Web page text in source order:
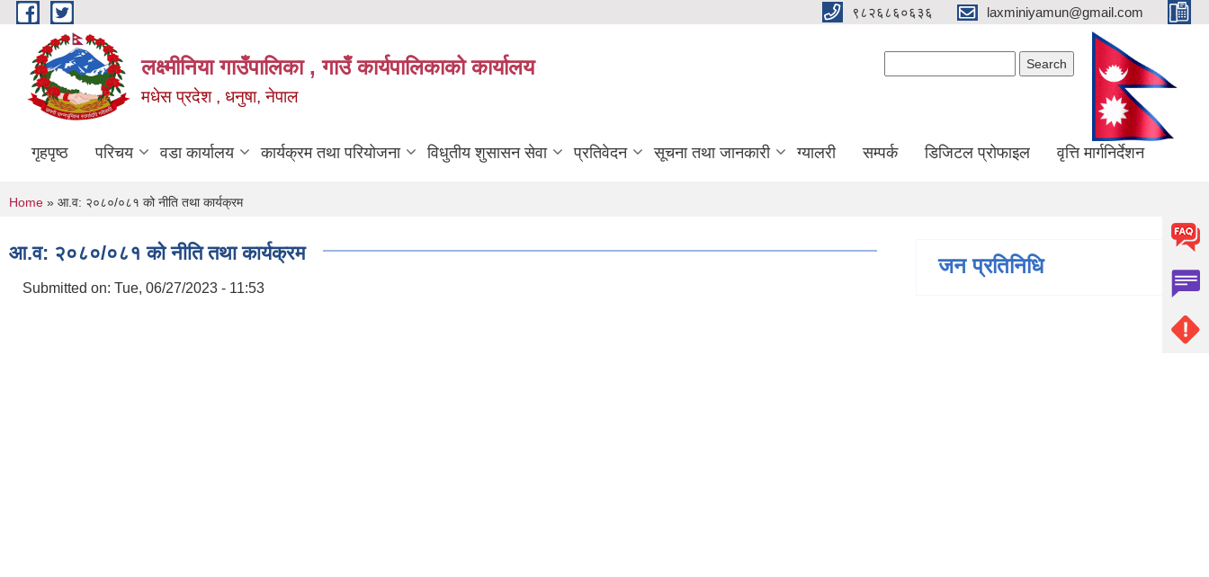
Skip to main content ९८२६८६०६३६ laxminiyamun@gmail.com
लक्ष्मीनिया गाउँपालिका , गाउँ कार्यपालिकाको कार्यालय
मधेस प्रदेश , धनुषा, नेपाल
गृहपृष्ठ परिचय वडा कार्यालय कार्यक्रम तथा परियोजना विधुतीय शुसासन सेवा प्रतिवेदन सूचना तथा जानकारी ग्यालरी सम्पर्क डिजिटल प्रोफाइल वृत्ति मार्गनिर्देशन
You are here
Home » आ.व: २०८०/०८१ को नीति तथा कार्यक्रम
आ.व: २०८०/०८१ को नीति तथा कार्यक्रम
Submitted on: Tue, 06/27/2023 - 11:53
जन प्रतिनिधि